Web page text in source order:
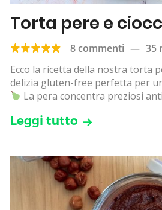
Torta pere e
8 commenti — 35
Ecco la ricetta della nostra torta
delizia gluten-free perfetta per
La pera concentra preziosi
Leggi tutto